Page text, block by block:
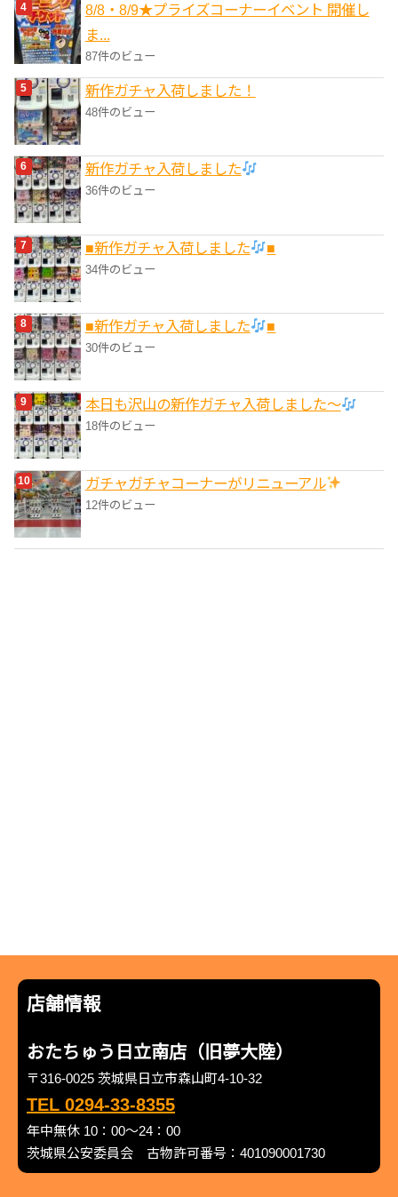
8/8・8/9★プライズコーナーイベント 開催し
ま...
87件のビュー
新作ガチャ入荷しました！
48件のビュー
新作ガチャ入荷しました
36件のビュー
■新作ガチャ入荷しました ■
34件のビュー
■新作ガチャ入荷しました ■
30件のビュー
本日も沢山の新作ガチャ入荷しました〜
18件のビュー
ガチャガチャコーナーがリニューアル
12件のビュー
店舗情報
おたちゅう日立南店（旧夢大陸）
〒316-0025 茨城県日立市森山町4-10-32
TEL 0294-33-8355
年中無休 10：00～24：00
茨城県公安委員会 古物許可番号：401090001730